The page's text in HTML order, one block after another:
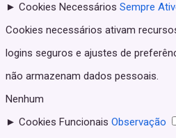
► Cookies Necessários Sempre
Cookies necessários ativam
logins seguros e ajustes de
não armazenam dados pessoais.
Nenhum
► Cookies Funcionais Observação